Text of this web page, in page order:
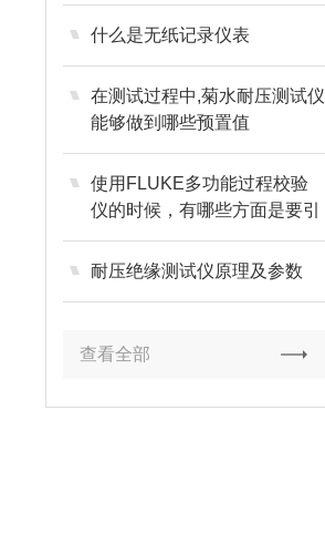
什么是无纸记录仪表
在测试过程中,菊水耐压测试仪
能够做到哪些预置值
使用FLUKE多功能过程校验
仪的时候，有哪些方面是要引
起我们重视的
耐压绝缘测试仪原理及参数
查看全部